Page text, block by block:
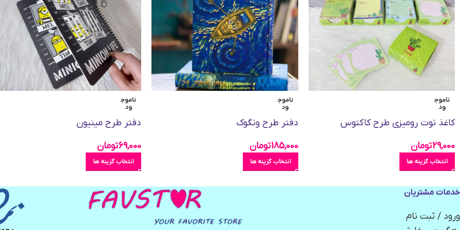
ناموج
ود
کاغذ نوت رومیزی طرح کاکتوس
29,000تومان
انتخاب گزینه ها
ناموج
ود
دفتر طرح ونگوک
185,000تومان
انتخاب گزینه ها
ناموج
ود
دفتر طرح مینیون
69,000تومان
انتخاب گزینه ها
خدمات مشتریان
ورود / ثبت نام